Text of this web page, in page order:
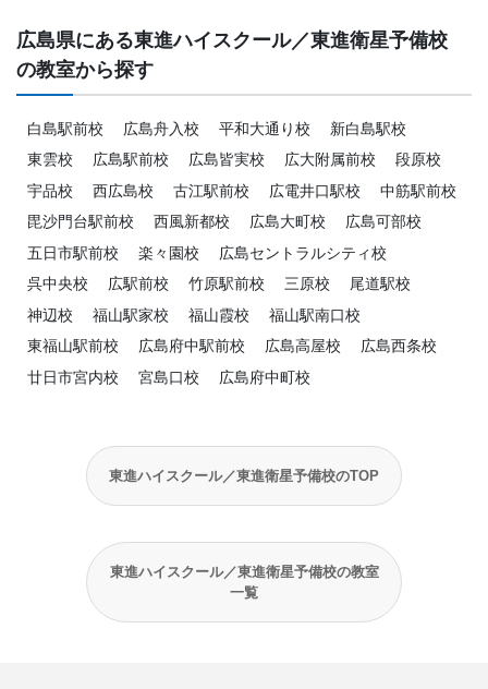
広島県にある東進ハイスクール／東進衛星予備校
の教室から探す
白島駅前校 広島舟入校 平和大通り校
新白島駅校
東雲校
広島駅前校 広島皆実校 広大附属前校
段原校
宇品校
西広島校 古江駅前校 広電井口駅校
中筋駅前校
毘沙門台駅前校
西風新都校 広島大町校
広島可部校
五日市駅前校
楽々園校
広島セントラルシティ校
呉中央校
広駅前校 竹原駅前校 三原校
尾道駅校
神辺校
福山駅家校 福山霞校
福山駅南口校
東福山駅前校
広島府中駅前校 広島高屋校
広島西条校
廿日市宮内校
宮島口校 広島府中町校
東進ハイスクール／東進衛星予備校のTOP
東進ハイスクール／東進衛星予備校の教室
一覧